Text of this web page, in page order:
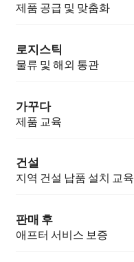
제품 공급 및 맞춤화
로지스틱
물류 및 해외 통관
가꾸다
제품 교육
건설
지역 건설 납품 설치 교육
판매 후
애프터 서비스 보증